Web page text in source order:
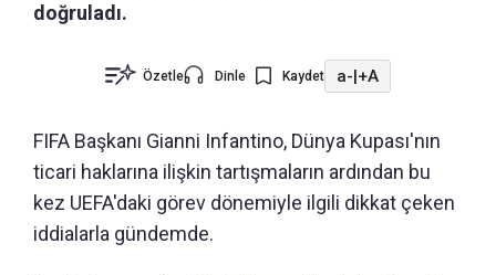
doğruladı.
Özetle Dinle Kaydet a-|+A
FIFA Başkanı Gianni Infantino, Dünya Kupası'nın
ticari haklarına ilişkin tartışmaların ardından bu
kez UEFA'daki görev dönemiyle ilgili dikkat çeken
iddialarla gündemde.